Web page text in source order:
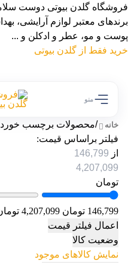
فروشگاه گلدن بیوتی دوست
برندهای معتبر لوازم آرایشی،
پوست و مو، عطر و ادکلن و ...
خرید فقط از گلدن بیوتی
منو
خانه /محصولات برچسب خورده
فیلتر براساس قیمت:
از
تومان
146,799 تومان
4,207,099 تومان
اعمال فیلتر قیمت
وضعیت کالا
نمایش کالاهای موجود